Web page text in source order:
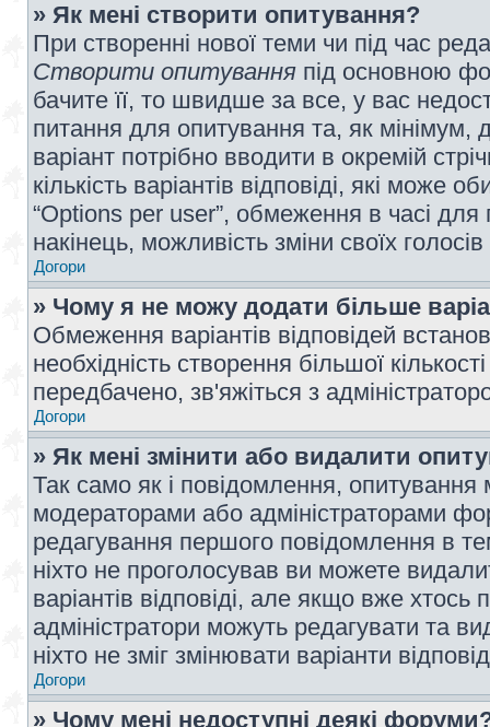
» Як мені створити опитування?
При створенні нової теми чи під час
Створити опитування під основною
бачите її, то швидше за все, у вас
питання для опитування та, як мінімум,
варіант потрібно вводити в окремій
кількість варіантів відповіді, які може
“Options per user”, обмеження в часі для
накінець, можливість зміни своїх
Догори
» Чому я не можу додати більше
Обмеження варіантів відповідей
необхідність створення більшої
передбачено, зв'яжіться з
Догори
» Як мені змінити або видалити
Так само як і повідомлення,
модераторами або адміністраторами
редагування першого повідомлення в
ніхто не проголосував ви можете
варіантів відповіді, але якщо вже
адміністратори можуть редагувати та
ніхто не зміг змінювати варіанти
Догори
» Чому мені недоступні деякі